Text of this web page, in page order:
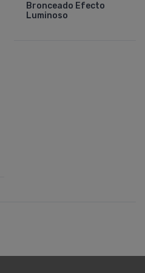
Bronceado Efecto
Luminoso